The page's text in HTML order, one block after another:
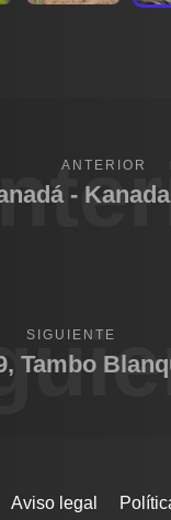
ANTERIOR
-
SIGUIENTE
Aviso legal